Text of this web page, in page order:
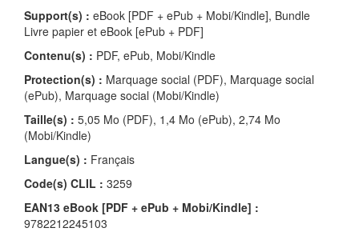
Support(s) : eBook [PDF + ePub + Mobi/Kindle], Bundle
Livre papier et eBook [ePub + PDF]
Contenu(s) : PDF, ePub, Mobi/Kindle
Protection(s) : Marquage social (PDF), Marquage social
(ePub), Marquage social (Mobi/Kindle)
Taille(s) : 5,05 Mo (PDF), 1,4 Mo (ePub), 2,74 Mo
(Mobi/Kindle)
Langue(s) : Français
Code(s) CLIL : 3259
EAN13 eBook [PDF + ePub + Mobi/Kindle] :
9782212245103